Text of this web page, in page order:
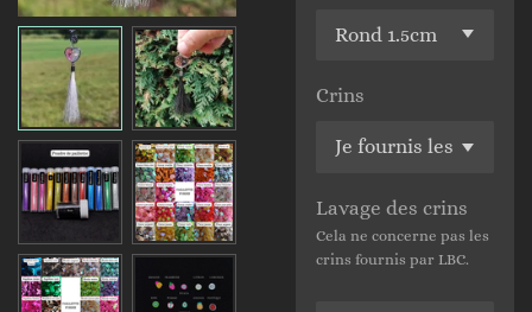
Crins
Lavage des crins
Cela ne concerne pas les
crins fournis par LBC.